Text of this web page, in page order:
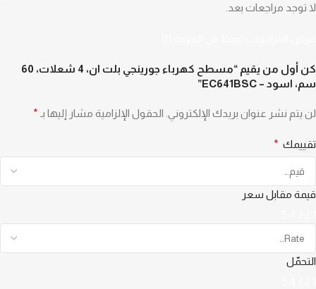
لا توجد مراجعات بعد.
كن أول من يقيم “مسطح كهرباء جورينجي بلت ان، 4 شعلات، 60
سم، اسود – EC641BSC”
لن يتم نشر عنوان بريدك الإلكتروني. الحقول الإلزامية مشار إليها بـ *
تقييمك *
قيمة مقابل سعر
التحمّل